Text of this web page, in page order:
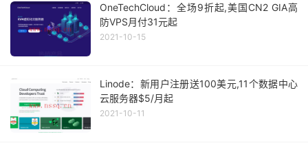
OneTechCloud：全场9折起,美国CN2 GIA高
防VPS月付31元起
2021-10-15
Linode：新用户注册送100美元,11个数据中心
云服务器$5/月起
2021-10-11